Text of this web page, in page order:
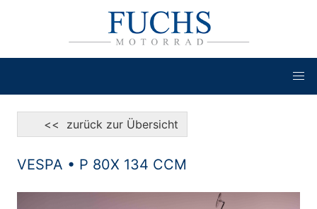
<< zurück zur Übersicht
VESPA • P 80X 134 CCM